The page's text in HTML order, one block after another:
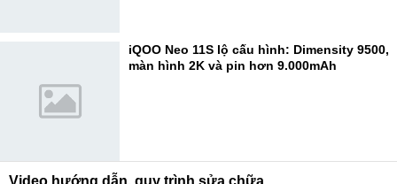
iQOO Neo 11S lộ cấu hình: Dimensity 9500,
màn hình 2K và pin hơn 9.000mAh
Video hướng dẫn, quy trình sửa chữa